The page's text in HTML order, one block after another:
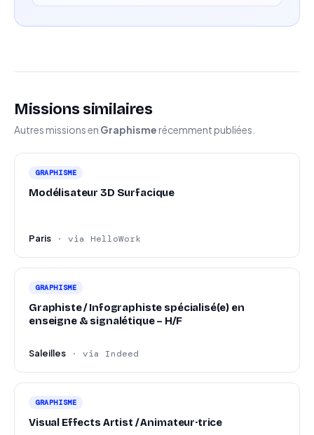
Missions similaires
Autres missions en Graphisme récemment publiées.
GRAPHISME
Modélisateur 3D Surfacique
Paris · via HelloWork
GRAPHISME
Graphiste / Infographiste spécialisé(e) en
enseigne & signalétique – H/F
Saleilles · via Indeed
GRAPHISME
Visual Effects Artist / Animateur·trice